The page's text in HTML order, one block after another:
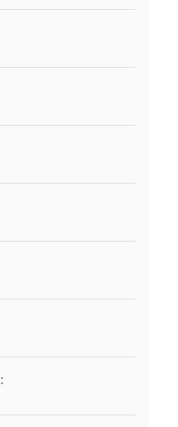
: